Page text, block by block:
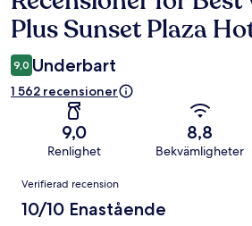
Plus Sunset Plaza
9,0 Underbart
1 562 recensioner
9,0
Renlighet
8,8
Bekvämligheter
Recensioner
Verifierad recension
10/10 Enastående